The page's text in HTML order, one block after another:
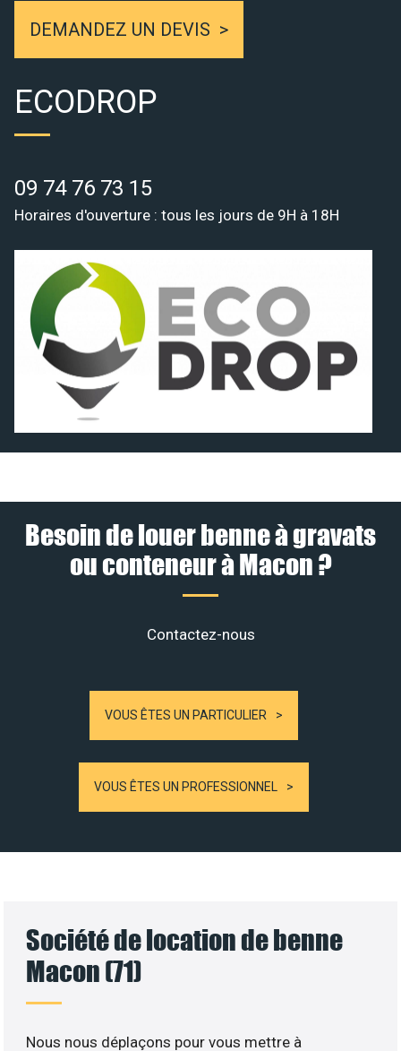
DEMANDEZ UN DEVIS
ECODROP
09 74 76 73 15
Horaires d'ouverture : tous les jours de 9H à 18H
Besoin de louer benne à gravats
ou conteneur à Macon ?
Contactez-nous
VOUS ÊTES UN PARTICULIER
VOUS ÊTES UN PROFESSIONNEL
Société de location de benne
Macon (71)
Nous nous déplaçons pour vous mettre à